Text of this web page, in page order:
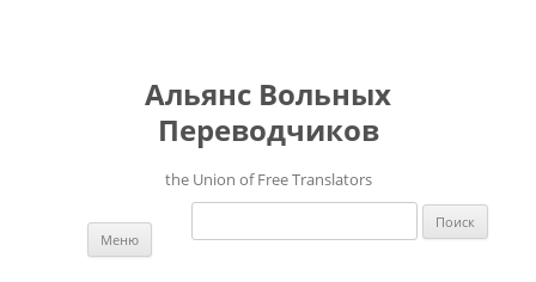
Альянс Вольных
Переводчиков
the Union of Free Translators
Найти:
Меню